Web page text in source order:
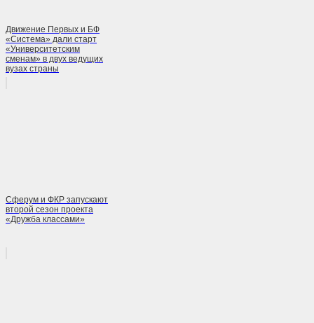
Движение Первых и БФ
«Система» дали старт
«Университетским
сменам» в двух ведущих
вузах страны
Сферум и ФКР запускают
второй сезон проекта
«Дружба классами»